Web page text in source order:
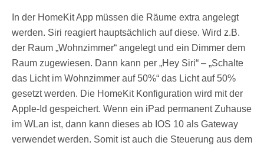
In der HomeKit App müssen die Räume extra angelegt
werden. Siri reagiert hauptsächlich auf diese. Wird z.B.
der Raum „Wohnzimmer“ angelegt und ein Dimmer dem
Raum zugewiesen. Dann kann per „Hey Siri“ – „Schalte
das Licht im Wohnzimmer auf 50%“ das Licht auf 50%
gesetzt werden. Die HomeKit Konfiguration wird mit der
Apple-Id gespeichert. Wenn ein iPad permanent Zuhause
im WLan ist, dann kann dieses ab IOS 10 als Gateway
verwendet werden. Somit ist auch die Steuerung aus dem